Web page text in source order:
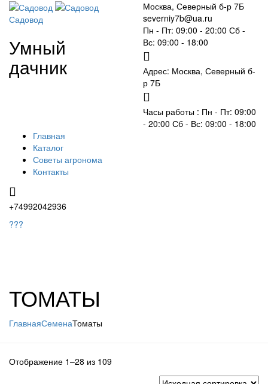
Садовод
Умный
дачник
Москва, Северный б-р 7Б
severniy7b@ua.ru
Пн - Пт: 09:00 - 20:00 Сб -
Вс: 09:00 - 18:00
Адрес: Москва, Северный б-
р 7Б
Часы работы : Пн - Пт: 09:00
- 20:00 Сб - Вс: 09:00 - 18:00
Главная
Каталог
Советы агронома
Контакты
+74992042936
???
ТОМАТЫ
ГлавнаяСеменаТоматы
Отображение 1–28 из 109